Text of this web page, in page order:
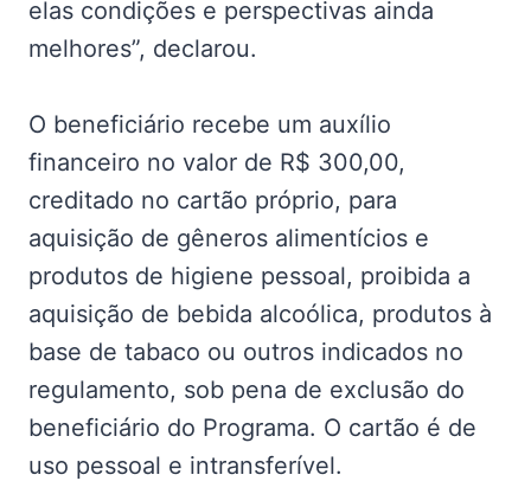
elas condições e perspectivas ainda
melhores”, declarou.
O beneficiário recebe um auxílio
financeiro no valor de R$ 300,00,
creditado no cartão próprio, para
aquisição de gêneros alimentícios e
produtos de higiene pessoal, proibida a
aquisição de bebida alcoólica, produtos à
base de tabaco ou outros indicados no
regulamento, sob pena de exclusão do
beneficiário do Programa. O cartão é de
uso pessoal e intransferível.